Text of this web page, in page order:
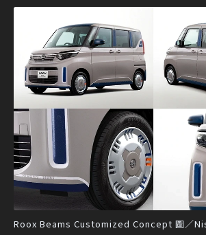
Roox Beams Customized Concept 圖／